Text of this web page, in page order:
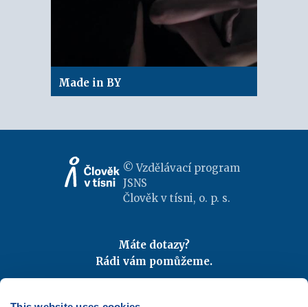
Made in BY
© Vzdělávací program
JSNS
Člověk v tísni, o. p. s.
Máte dotazy?
Rádi vám pomůžeme.
Odebírejte newslettery